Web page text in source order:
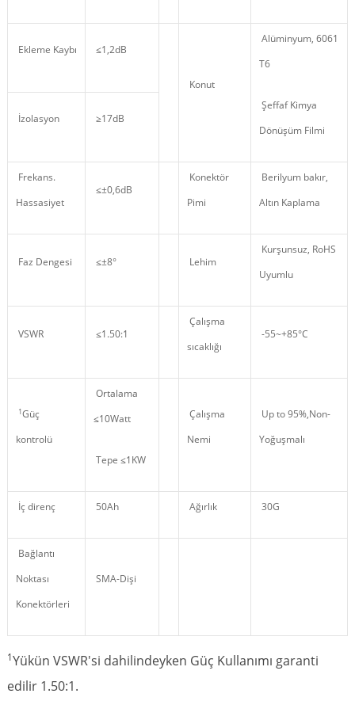
Ekleme Kaybı ≤1,2dB
Konut
Alüminyum, 6061
T6
Şeffaf Kimya
Dönüşüm Filmi
İzolasyon ≥17dB
Frekans.
Hassasiyet
≤±0,6dB
Konektör
Pimi
Berilyum bakır,
Altın Kaplama
Faz Dengesi ≤±8° Lehim
Kurşunsuz, RoHS
Uyumlu
VSWR ≤1.50:1
Çalışma
sıcaklığı
-55~+85°C
1Güç
kontrolü
Ortalama
≤10Watt
Tepe ≤1KW
Çalışma
Nemi
Up to 95%,Non-
Yoğuşmalı
İç direnç 50Ah Ağırlık 30G
Bağlantı
Noktası
Konektörleri
SMA-Dişi
1Yükün VSWR'si dahilindeyken Güç Kullanımı garanti
edilir 1.50:1.